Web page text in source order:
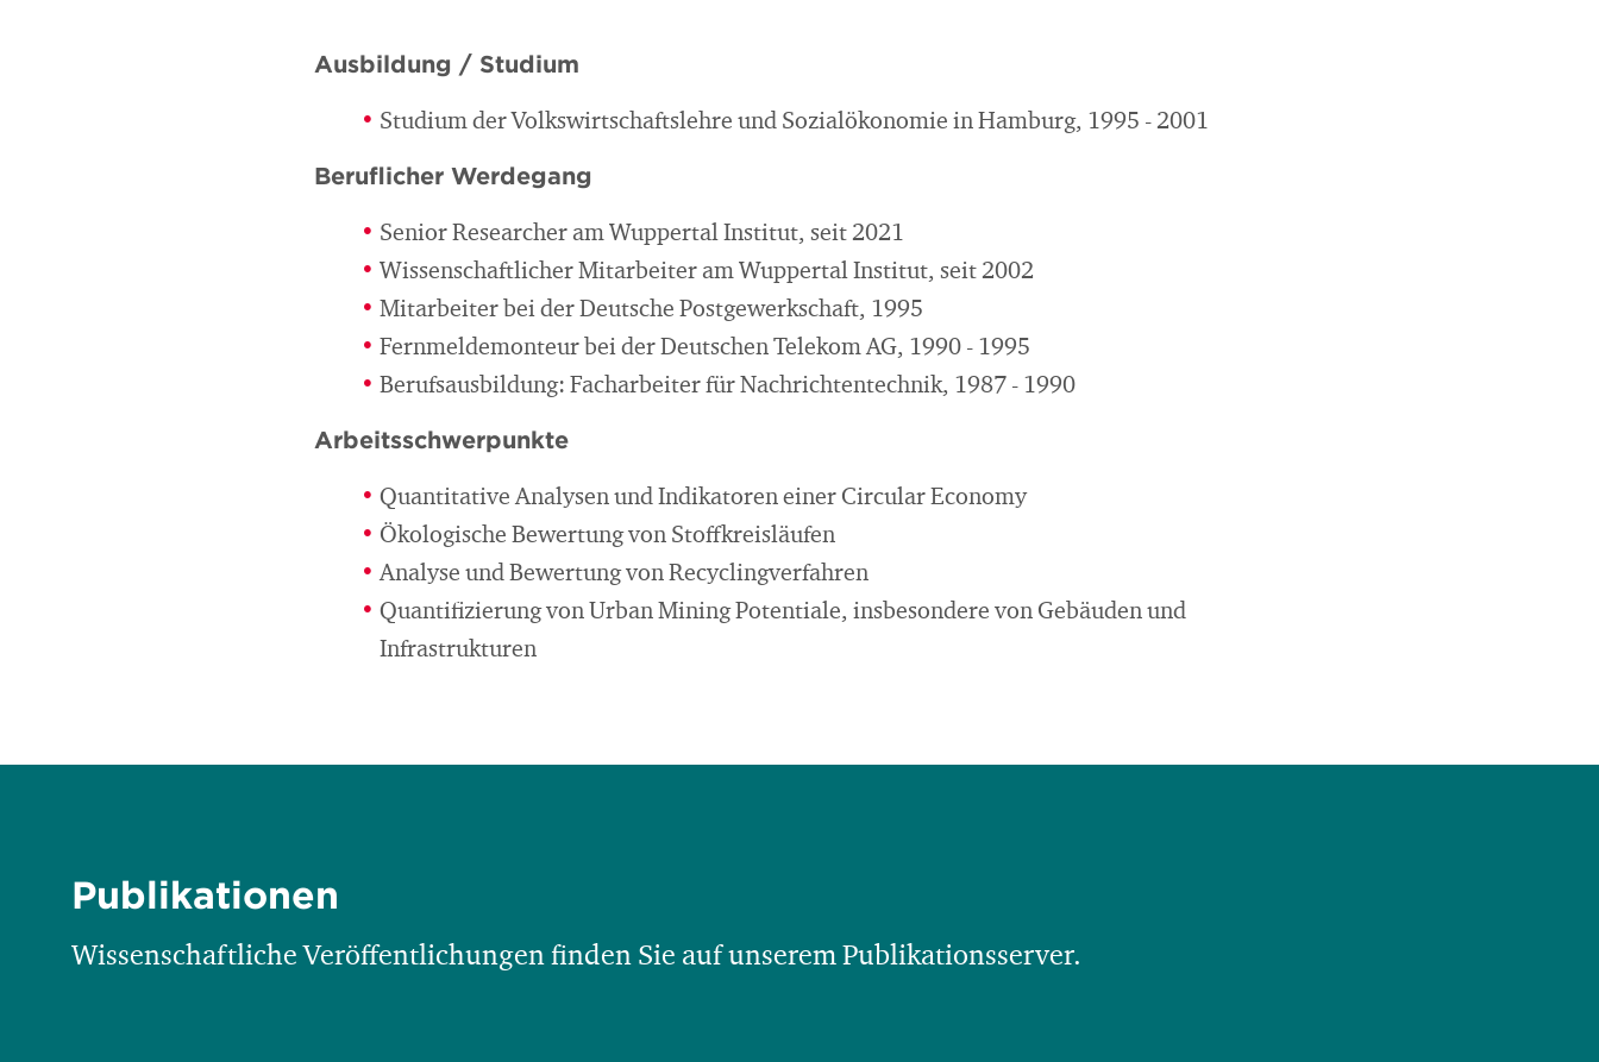
Ausbildung / Studium
Studium der Volkswirtschaftslehre und Sozialökonomie in Hamburg, 1995 - 2001
Beruflicher Werdegang
Senior Researcher am Wuppertal Institut, seit 2021
Wissenschaftlicher Mitarbeiter am Wuppertal Institut, seit 2002
Mitarbeiter bei der Deutsche Postgewerkschaft, 1995
Fernmeldemonteur bei der Deutschen Telekom AG, 1990 - 1995
Berufsausbildung: Facharbeiter für Nachrichtentechnik, 1987 - 1990
Arbeitsschwerpunkte
Quantitative Analysen und Indikatoren einer Circular Economy
Ökologische Bewertung von Stoffkreisläufen
Analyse und Bewertung von Recyclingverfahren
Quantifizierung von Urban Mining Potentiale, insbesondere von Gebäuden und
Infrastrukturen
Publikationen
Wissenschaftliche Veröffentlichungen finden Sie auf unserem Publikationsserver.